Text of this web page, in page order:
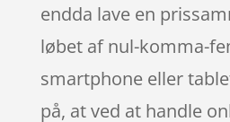
endda lave en
løbet af nul-komma-
smartphone eller
på, at ved at handle